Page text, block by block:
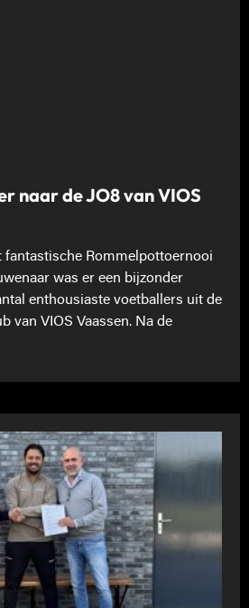
naar de JO8 van VIOS
fantastische Rommelpottoernooi
was er een bijzonder
enthousiaste voetballers uit de
van VIOS Vaassen. Na de